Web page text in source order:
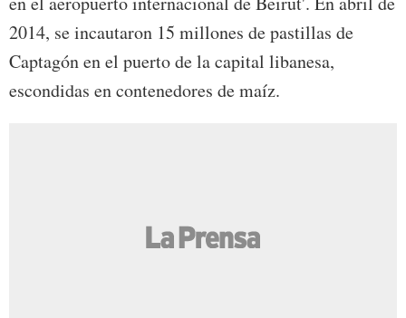
2014, se incautaron 15 millones de pastillas de
Captagón en el puerto de la capital libanesa,
escondidas en contenedores de maíz.